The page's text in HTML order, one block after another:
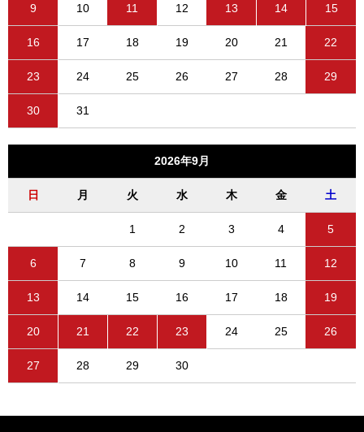
9 10 11 12 13 14 15
16 17 18 19 20 21 22
23 24 25 26 27 28 29
30 31
2026年9月
日 月 火 水 木 金 土
1 2 3 4 5
6 7 8 9 10 11 12
13 14 15 16 17 18 19
20 21 22 23 24 25 26
27 28 29 30